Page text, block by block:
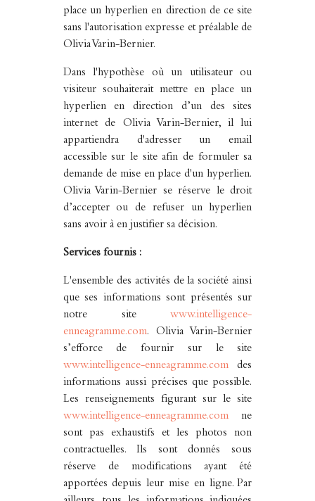
place un hyperlien en direction de ce site
sans l'autorisation expresse et préalable de
Olivia Varin-Bernier.
Dans l'hypothèse où un utilisateur ou
visiteur souhaiterait mettre en place un
hyperlien en direction d’un des sites
internet de Olivia Varin-Bernier, il lui
appartiendra d'adresser un email
accessible sur le site afin de formuler sa
demande de mise en place d'un hyperlien.
Olivia Varin-Bernier se réserve le droit
d’accepter ou de refuser un hyperlien
sans avoir à en justifier sa décision.
Services fournis :
L'ensemble des activités de la société ainsi
que ses informations sont présentés sur
notre sitewww.intelligence-
enneagramme.com. Olivia Varin-Bernier
s’efforce de fournir sur le site
www.intelligence-enneagramme.comdes
informations aussi précises que possible.
Les renseignements figurant sur le site
www.intelligence-enneagramme.comne
sont pas exhaustifs et les photos non
contractuelles. Ils sont donnés sous
réserve de modifications ayant été
apportées depuis leur mise en ligne. Par